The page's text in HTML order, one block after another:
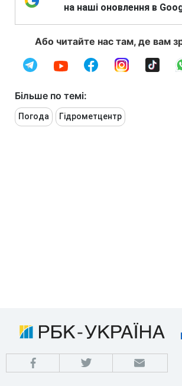
на наші оновлення в
Або читайте нас там, де вам
Більше по темі:
Погода Гідрометцентр